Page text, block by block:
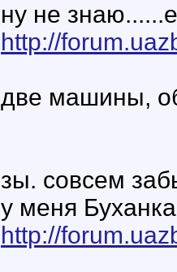
ну не
http://
две машины,
зы. совсем
у меня Буханка
http://